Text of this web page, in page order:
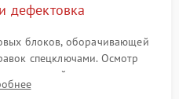
дефектовка
блоков, оборачивающей
спецключами. Осмотр
соединений, пружин и
причин люфта, смещения